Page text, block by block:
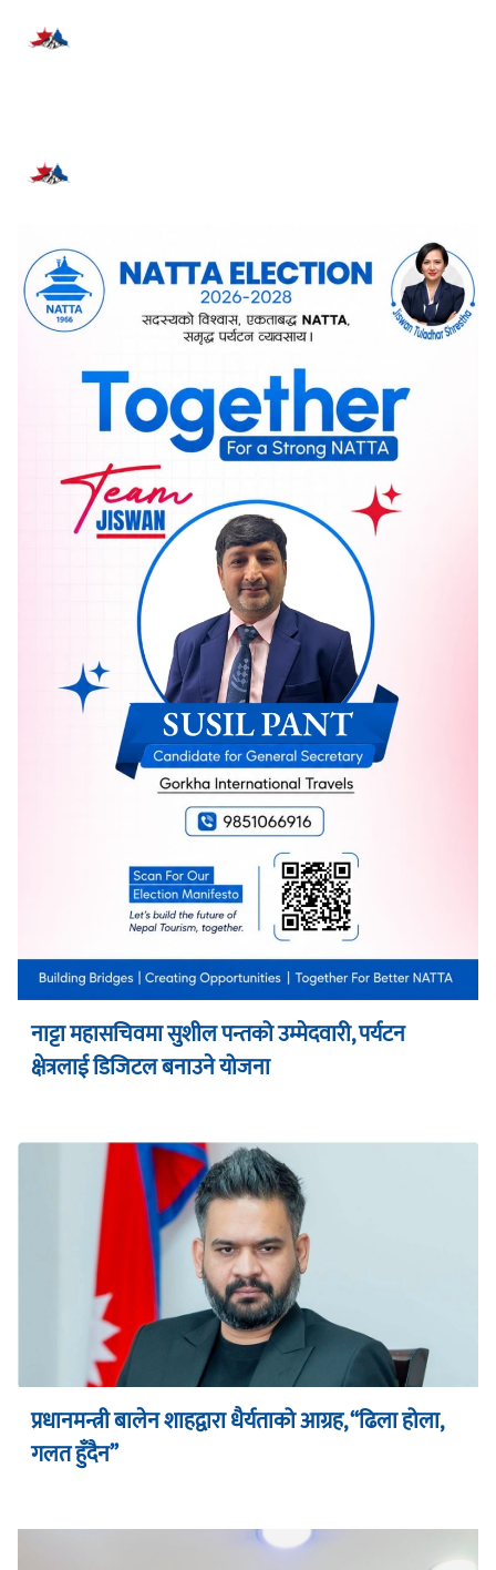
नाट्टा महासचिवमा सुशील पन्तको उम्मेदवारी, पर्यटन
क्षेत्रलाई डिजिटल बनाउने योजना
प्रधानमन्त्री बालेन शाहद्वारा धैर्यताको आग्रह, “ढिला होला,
गलत हुँदैन”